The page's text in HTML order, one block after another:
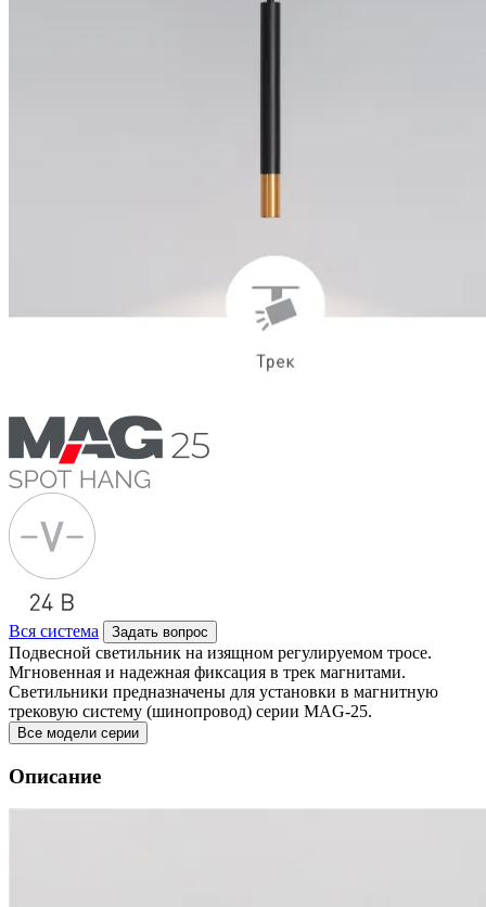
Вся система Задать вопрос
Подвесной светильник на изящном регулируемом тросе.
Мгновенная и надежная фиксация в трек магнитами.
Светильники предназначены для установки в магнитную
трековую систему (шинопровод) серии MAG-25.
Все модели серии
Описание